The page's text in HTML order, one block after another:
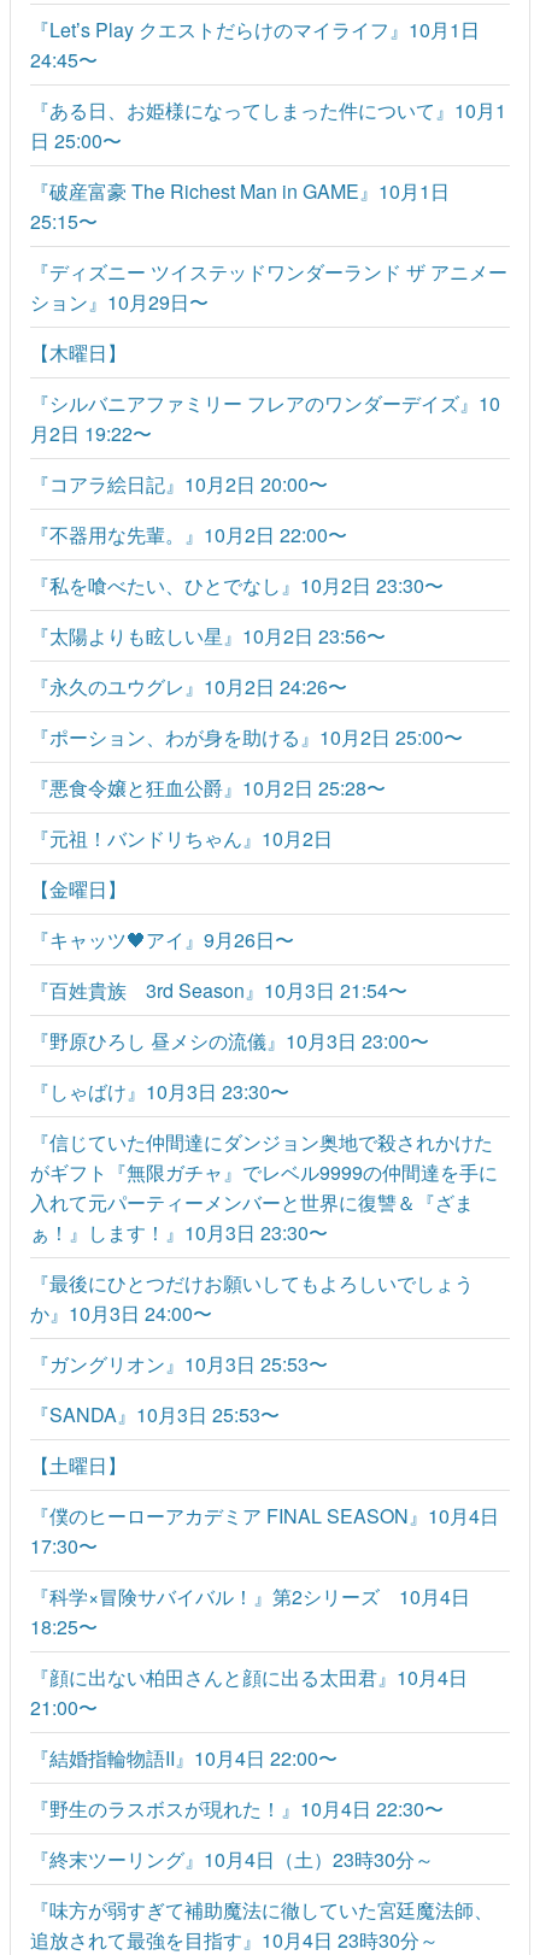
『Letʼs Play クエストだらけのマイライフ』10月1日
24:45〜
『ある日、お姫様になってしまった件について』10月1
日 25:00〜
『破産富豪 The Richest Man in GAME』10月1日
25:15〜
『ディズニー ツイステッドワンダーランド ザ アニメー
ション』10月29日〜
【木曜日】
『シルバニアファミリー フレアのワンダーデイズ』10
月2日 19:22〜
『コアラ絵日記』10月2日 20:00〜
『不器用な先輩。』10月2日 22:00〜
『私を喰べたい、ひとでなし』10月2日 23:30〜
『太陽よりも眩しい星』10月2日 23:56〜
『永久のユウグレ』10月2日 24:26〜
『ポーション、わが身を助ける』10月2日 25:00〜
『悪食令嬢と狂血公爵』10月2日 25:28〜
『元祖！バンドリちゃん』10月2日
【金曜日】
『キャッツ🖤アイ』9月26日〜
『百姓貴族 3rd Season』10月3日 21:54〜
『野原ひろし 昼メシの流儀』10月3日 23:00〜
『しゃばけ』10月3日 23:30〜
『信じていた仲間達にダンジョン奥地で殺されかけた
がギフト『無限ガチャ』でレベル9999の仲間達を手に
入れて元パーティーメンバーと世界に復讐＆『ざま
ぁ！』します！』10月3日 23:30〜
『最後にひとつだけお願いしてもよろしいでしょう
か』10月3日 24:00〜
『ガングリオン』10月3日 25:53〜
『SANDA』10月3日 25:53〜
【土曜日】
『僕のヒーローアカデミア FINAL SEASON』10月4日
17:30〜
『科学×冒険サバイバル！』第2シリーズ 10月4日
18:25〜
『顔に出ない柏田さんと顔に出る太田君』10月4日
21:00〜
『結婚指輪物語II』10月4日 22:00〜
『野生のラスボスが現れた！』10月4日 22:30〜
『終末ツーリング』10月4日（土）23時30分～
『味方が弱すぎて補助魔法に徹していた宮廷魔法師、
追放されて最強を目指す』10月4日 23時30分～